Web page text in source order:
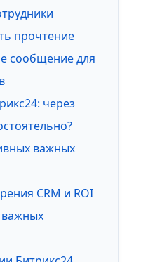
прочтение
сообщение для
через
важных
CRM и ROI